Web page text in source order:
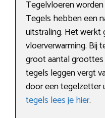
Tegelvloeren
Tegels hebben een
uitstraling. Het
vloerverwarming. Bij
groot aantal groottes
tegels leggen vergt
door een tegelzetter
tegels lees je hier.